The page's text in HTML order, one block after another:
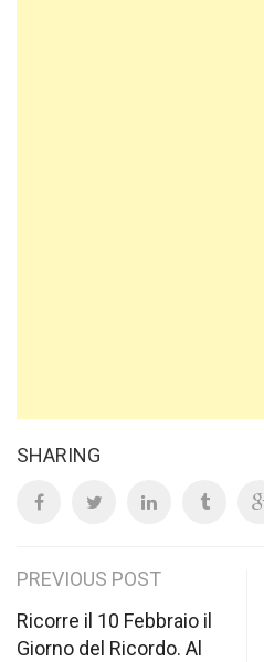
SHARING
Post
navigation
PREVIOUS POST
Ricorre il 10 Febbraio il
Giorno del Ricordo. Al